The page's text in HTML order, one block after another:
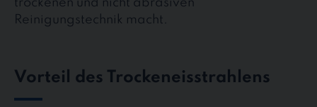
trockenen und nicht abrasiven
Reinigungstechnik macht.
Vorteil des Trockeneisstrahlens